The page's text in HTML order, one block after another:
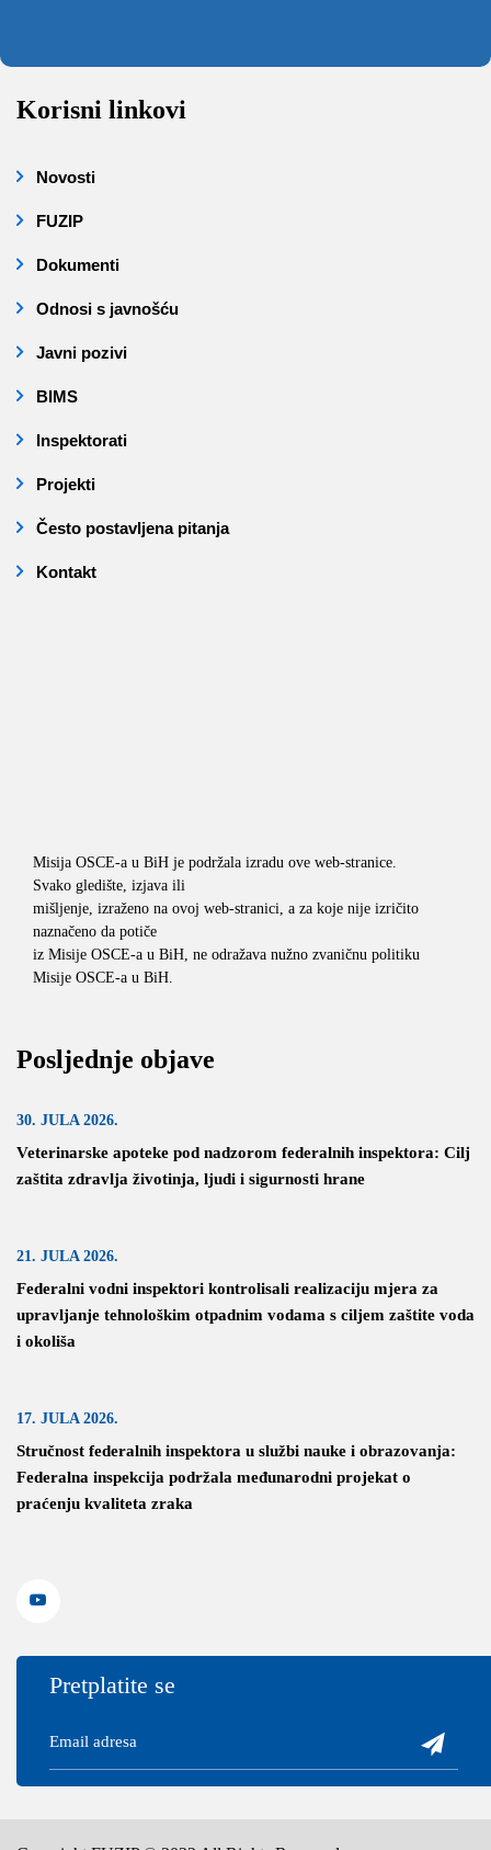
Korisni linkovi
Novosti
FUZIP
Dokumenti
Odnosi s javnošću
Javni pozivi
BIMS
Inspektorati
Projekti
Često postavljena pitanja
Kontakt
Misija OSCE-a u BiH je podržala izradu ove web-stranice.
Svako gledište, izjava ili
mišljenje, izraženo na ovoj web-stranici, a za koje nije izričito
naznačeno da potiče
iz Misije OSCE-a u BiH, ne odražava nužno zvaničnu politiku
Misije OSCE-a u BiH.
Posljednje objave
30. JULA 2026.
Veterinarske apoteke pod nadzorom federalnih inspektora: Cilj
zaštita zdravlja životinja, ljudi i sigurnosti hrane
21. JULA 2026.
Federalni vodni inspektori kontrolisali realizaciju mjera za
upravljanje tehnološkim otpadnim vodama s ciljem zaštite voda
i okoliša
17. JULA 2026.
Stručnost federalnih inspektora u službi nauke i obrazovanja:
Federalna inspekcija podržala međunarodni projekat o
praćenju kvaliteta zraka
Pretplatite se